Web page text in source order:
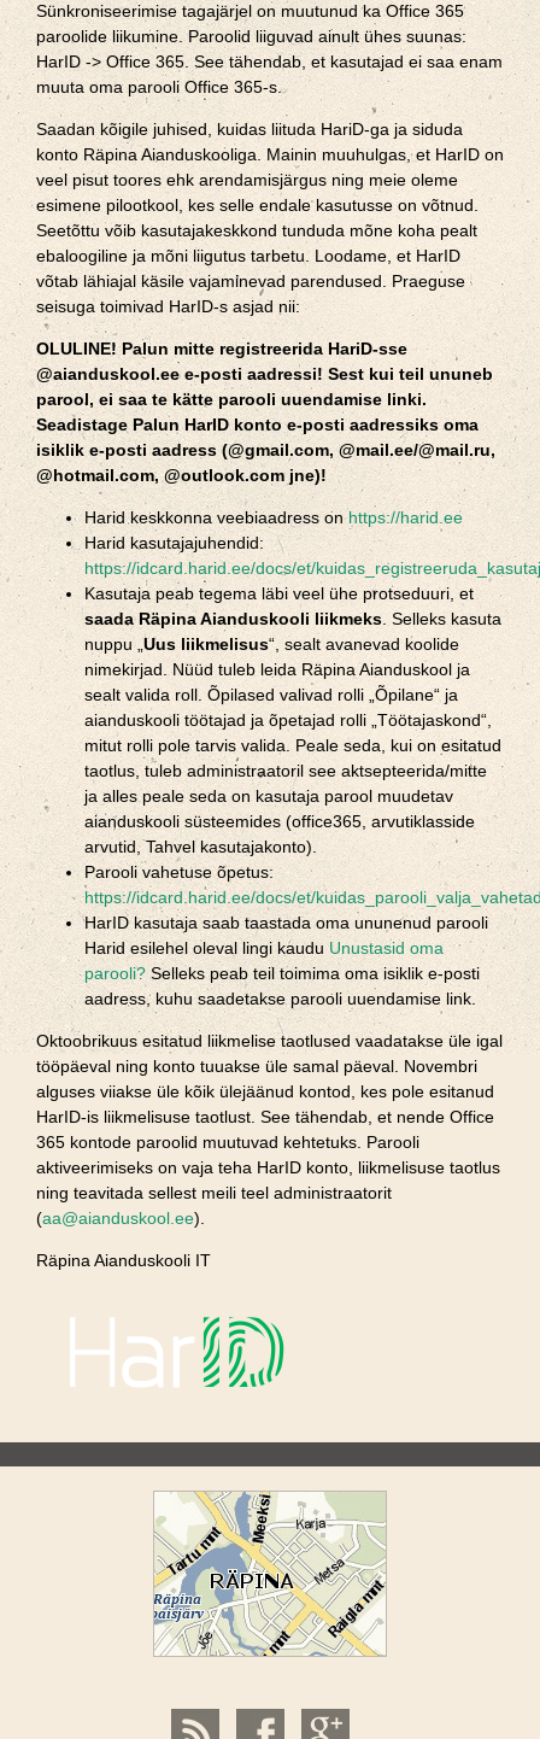
Sünkroniseerimise tagajärjel on muutunud ka Office 365
paroolide liikumine. Paroolid liiguvad ainult ühes suunas:
HarID -> Office 365. See tähendab, et kasutajad ei saa enam
muuta oma parooli Office 365-s.
Saadan kõigile juhised, kuidas liituda HariD-ga ja siduda
konto Räpina Aianduskooliga. Mainin muuhulgas, et HarID on
veel pisut toores ehk arendamisjärgus ning meie oleme
esimene pilootkool, kes selle endale kasutusse on võtnud.
Seetõttu võib kasutajakeskkond tunduda mõne koha pealt
ebaloogiline ja mõni liigutus tarbetu. Loodame, et HarID
võtab lähiajal käsile vajaminevad parendused. Praeguse
seisuga toimivad HarID-s asjad nii:
OLULINE! Palun mitte registreerida HariD-sse
@aianduskool.ee e-posti aadressi! Sest kui teil ununeb
parool, ei saa te kätte parooli uuendamise linki.
Seadistage Palun HarID konto e-posti aadressiks oma
isiklik e-posti aadress (@gmail.com, @mail.ee/@mail.ru,
@hotmail.com, @outlook.com jne)!
Harid keskkonna veebiaadress on https://harid.ee
Harid kasutajajuhendid:
https://idcard.harid.ee/docs/et/
Kasutaja peab tegema läbi veel ühe protseduuri, et
saada Räpina Aianduskooli liikmeks . Selleks kasuta
nuppu „ Uus liikmelisus“, sealt avanevad koolide
nimekirjad. Nüüd tuleb leida Räpina Aianduskool ja
sealt valida roll. Õpilased valivad rolli „Õpilane“ ja
aianduskooli töötajad ja õpetajad rolli „Töötajaskond“,
mitut rolli pole tarvis valida. Peale seda, kui on esitatud
taotlus, tuleb administraatoril see aktsepteerida/mitte
ja alles peale seda on kasutaja parool muudetav
aianduskooli süsteemides (office365, arvutiklasside
arvutid, Tahvel kasutajakonto).
Parooli vahetuse õpetus:
https://idcard.harid.ee/docs/et/
HarID kasutaja saab taastada oma ununenud parooli
Harid esilehel oleval lingi kaudu Unustasid oma
parooli? Selleks peab teil toimima oma isiklik e-posti
aadress, kuhu saadetakse parooli uuendamise link.
Oktoobrikuus esitatud liikmelise taotlused vaadatakse üle igal
tööpäeval ning konto tuuakse üle samal päeval. Novembri
alguses viiakse üle kõik ülejäänud kontod, kes pole esitanud
HarID-is liikmelisuse taotlust. See tähendab, et nende Office
365 kontode paroolid muutuvad kehtetuks. Parooli
aktiveerimiseks on vaja teha HarID konto, liikmelisuse taotlus
ning teavitada sellest meili teel administraatorit
(aa@aianduskool.ee).
Räpina Aianduskooli IT